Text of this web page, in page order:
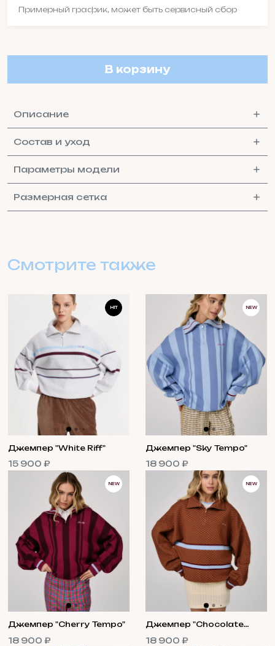
Примерный график, может быть сервисный сбор
В корзину
Описание
Состав и уход
Параметры модели
Размерная сетка
Смотрите также
HIT
Джемпер "White Riff"
15 900 ₽
NEW
Джемпер "Sky Tempo"
18 900 ₽
NEW
Джемпер "Cherry Tempo"
18 900 ₽
NEW
Джемпер "Chocolate
18 900 ₽